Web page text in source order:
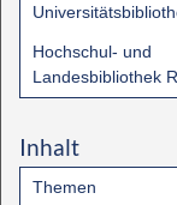
Hochschul- und
Landesbibliothek
Inhalt
Themen